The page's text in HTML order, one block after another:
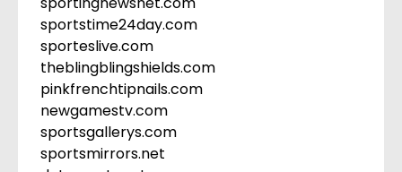
sportstime24day.com
sporteslive.com
theblingblingshields.com
pinkfrenchtipnails.com
newgamestv.com
sportsgallerys.com
sportsmirrors.net